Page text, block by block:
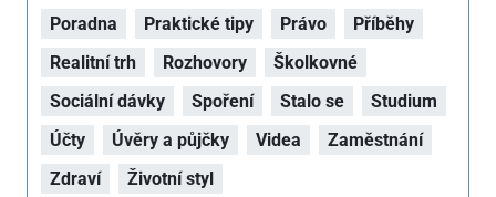
Poradna
Praktické tipy Právo
Příběhy
Realitní trh
Rozhovory
Školkovné
Sociální dávky
Spoření Stalo se
Studium
Účty
Úvěry a půjčky Videa
Zaměstnání
Zdraví
Životní styl